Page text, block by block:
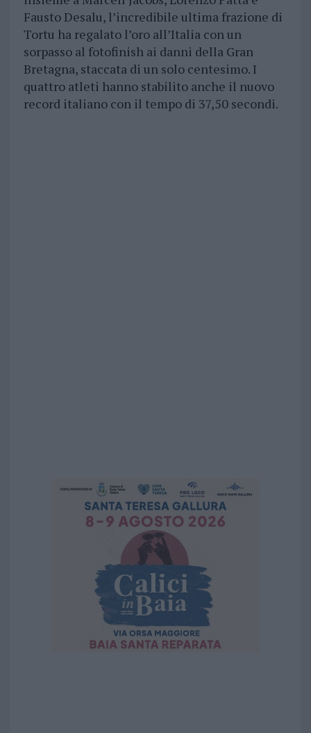
Fausto Desalu, l’incredibile ultima frazione di
Tortu ha regalato l’oro all’Italia con un
sorpasso al fotofinish ai danni della Gran
Bretagna, staccata di un solo centesimo. I
quattro atleti hanno stabilito anche il nuovo
record italiano con il tempo di 37,50 secondi.